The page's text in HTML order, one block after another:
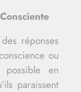
réponses
ou
possible en
paraissent